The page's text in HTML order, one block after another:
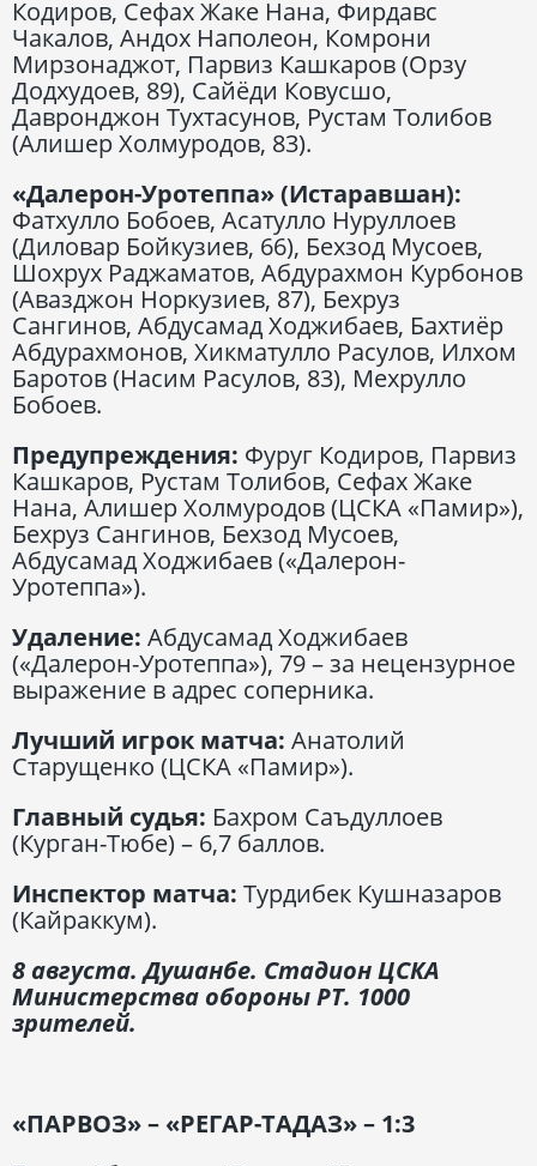
Кодиров, Сефах Жаке Нана, Фирдавс
Чакалов, Андох Наполеон, Комрони
Мирзонаджот, Парвиз Кашкаров (Орзу
Додхудоев, 89), Сайёди Ковусшо,
Давронджон Тухтасунов, Рустам Толибов
(Алишер Холмуродов, 83).
«Далерон-Уротеппа» (Истаравшан):
Фатхулло Бобоев, Асатулло Нуруллоев
(Диловар Бойкузиев, 66), Бехзод Мусоев,
Шохрух Раджаматов, Абдурахмон Курбонов
(Авазджон Норкузиев, 87), Бехруз
Сангинов, Абдусамад Ходжибаев, Бахтиёр
Абдурахмонов, Хикматулло Расулов, Илхом
Баротов (Насим Расулов, 83), Мехрулло
Бобоев.
Предупреждения: Фуруг Кодиров, Парвиз
Кашкаров, Рустам Толибов, Сефах Жаке
Нана, Алишер Холмуродов (ЦСКА «Памир»),
Бехруз Сангинов, Бехзод Мусоев,
Абдусамад Ходжибаев («Далерон-
Уротеппа»).
Удаление: Абдусамад Ходжибаев
(«Далерон-Уротеппа»), 79 – за нецензурное
выражение в адрес соперника.
Лучший игрок матча: Анатолий
Старущенко (ЦСКА «Памир»).
Главный судья: Бахром Саъдуллоев
(Курган-Тюбе) – 6,7 баллов.
Инспектор матча: Турдибек Кушназаров
(Кайраккум).
8 августа. Душанбе. Стадион ЦСКА
Министерства обороны РТ. 1000
зрителей.
«ПАРВОЗ» – «РЕГАР-ТАДАЗ» – 1:3